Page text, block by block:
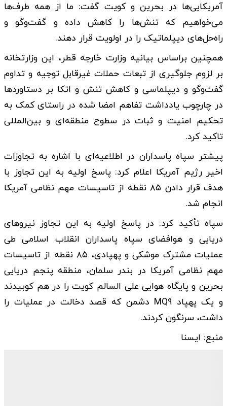
آمریکایی‌ها در بحرین و کویت گفت: ما از همه طرف‌ها
می‌خواهیم که تنش‌ها را کاهش داده و گفت‌وگو و
راه‌حل‌های دیپلماتیک را در اولویت قرار دهند.
همچنین براساس بیانیه وزارت خارجه قطر، این وزارتخانه
بر لزوم جلوگیری از تبعات حملات غیرقابل توجیه و تداوم
گفت‌وگو و دیپلماسی و کاهش تنش و اتکا بر دستاوردها
در چارچوب یادداشت تفاهم امضا شده در راستای کمک به
تحکیم امنیت و ثبات در سطوح منطقه‌ای و بین‌المللی
تاکید کرد.
پیشتر سپاه پاسداران در اطلاعیه‌ای با اشاره به تجاوزات
اخیر رژیم آمریکا اعلام کرد: پاسخ اولیه به این تجاوز با
هدف قرار دادن ۸۵ نقطه از تاسیسات مهم نظامی آمریکا
انجام شد.
سپاه تأکید کرد: در پاسخ اولیه به این تجاوز نیروهای
دریایی و هوافضای سپاه پاسداران انقلاب اسلامی طی
عملیات مشترک موشکی و پهپادی، ۸۵ نقطه از تاسیسات
مهم نظامی آمریکا در بندر سلمان، منطقه پنجم دریایی
بحرین و پایگاه هوایی علی السالم کویت را در هم کوبیدند
و یک پهپاد MQ9 دشمن که قصد دخالت در عملیات را
داشت، سرنگون کردند.
منبع: ایسنا